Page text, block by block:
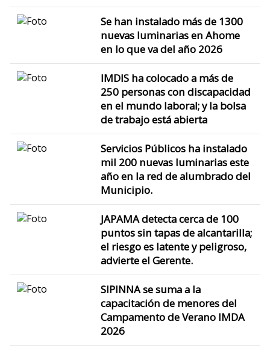
Se han instalado más de 1300
nuevas luminarias en Ahome
en lo que va del año 2026
IMDIS ha colocado a más de
250 personas con discapacidad
en el mundo laboral; y la bolsa
de trabajo está abierta
Servicios Públicos ha instalado
mil 200 nuevas luminarias este
año en la red de alumbrado del
Municipio.
JAPAMA detecta cerca de 100
puntos sin tapas de alcantarilla;
el riesgo es latente y peligroso,
advierte el Gerente.
SIPINNA se suma a la
capacitación de menores del
Campamento de Verano IMDA
2026